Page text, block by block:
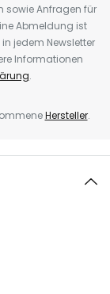
sowie Anfragen für
Abmeldung ist
jedem Newsletter
Informationen
.
Hersteller.